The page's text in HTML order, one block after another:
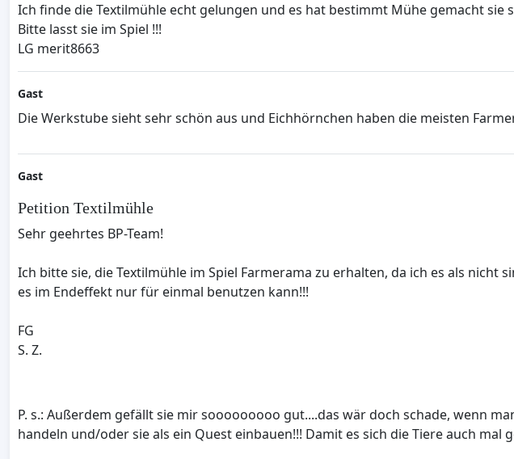
Ich finde die Textilmühle echt gelungen und es hat bestimmt Mühe gemacht sie
Bitte lasst sie im Spiel !!!
LG merit8663
Gast
Die Werkstube sieht sehr schön aus und Eichhörnchen haben die meisten
Gast
Petition Textilmühle
Sehr geehrtes BP-Team!
Ich bitte sie, die Textilmühle im Spiel Farmerama zu erhalten, da ich es als
es im Endeffekt nur für einmal benutzen kann!!!
FG
S. Z.
P. s.: Außerdem gefällt sie mir sooooooooo gut....das wär doch schade, wenn
handeln und/oder sie als ein Quest einbauen!!! Damit es sich die Tiere auch mal